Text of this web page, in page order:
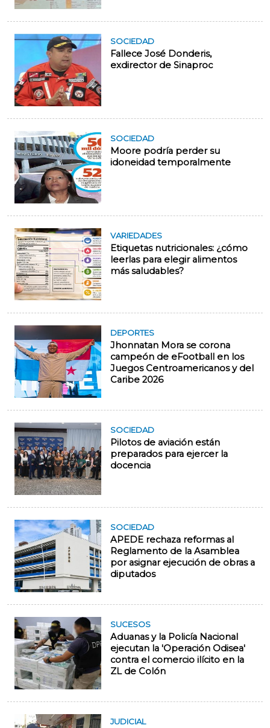
SOCIEDAD
Fallece José Donderis,
exdirector de Sinaproc
SOCIEDAD
Moore podría perder su
idoneidad temporalmente
VARIEDADES
Etiquetas nutricionales: ¿cómo
leerlas para elegir alimentos
más saludables?
DEPORTES
Jhonnatan Mora se corona
campeón de eFootball en los
Juegos Centroamericanos y del
Caribe 2026
SOCIEDAD
Pilotos de aviación están
preparados para ejercer la
docencia
SOCIEDAD
APEDE rechaza reformas al
Reglamento de la Asamblea
por asignar ejecución de obras a
diputados
SUCESOS
Aduanas y la Policía Nacional
ejecutan la 'Operación Odisea'
contra el comercio ilícito en la
ZL de Colón
JUDICIAL